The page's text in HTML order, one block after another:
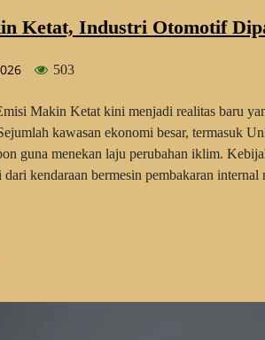
Ketat, Industri Otomotif
503
Makin Ketat kini menjadi realitas baru
kawasan ekonomi besar, termasuk
guna menekan laju perubahan iklim.
dari kendaraan bermesin pembakaran